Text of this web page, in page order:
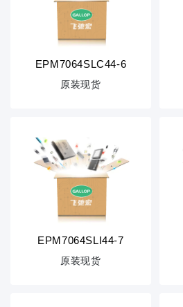
EPM7064SLC44-6
原装现货
EPM7064SLI44-7
原装现货